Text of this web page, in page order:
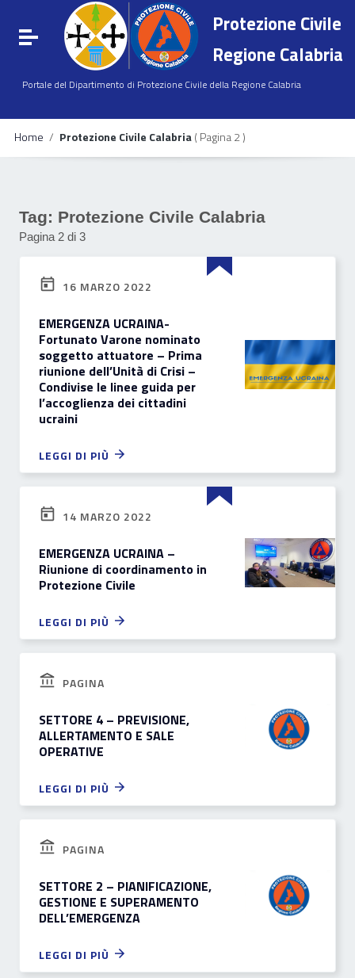
Vai ai contenuti
Vai al menu di navigazione
Vai al footer
Attiva / disattiva la navigazione
Protezione Civile
Regione Calabria
Portale del Dipartimento di Protezione Civile della Regione Calabria
Home / Protezione Civile Calabria( Pagina 2 )
Tag: Protezione Civile Calabria
Pagina 2 di 3
16 MARZO 2022
EMERGENZA UCRAINA-
Fortunato Varone nominato
soggetto attuatore – Prima
riunione dell’Unità di Crisi –
Condivise le linee guida per
l’accoglienza dei cittadini
ucraini
LEGGI DI PIÙ
14 MARZO 2022
EMERGENZA UCRAINA –
Riunione di coordinamento in
Protezione Civile
LEGGI DI PIÙ
PAGINA
SETTORE 4 – PREVISIONE,
ALLERTAMENTO E SALE
OPERATIVE
LEGGI DI PIÙ
PAGINA
SETTORE 2 – PIANIFICAZIONE,
GESTIONE E SUPERAMENTO
DELL’EMERGENZA
LEGGI DI PIÙ